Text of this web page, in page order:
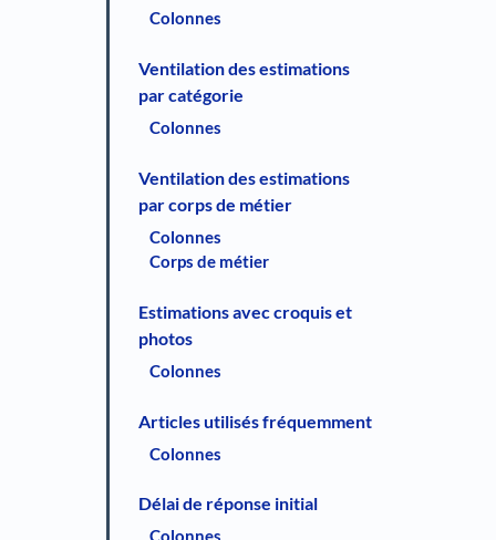
Colonnes
Ventilation des estimations
par catégorie
Colonnes
Ventilation des estimations
par corps de métier
Colonnes
Corps de métier
Estimations avec croquis et
photos
Colonnes
Articles utilisés fréquemment
Colonnes
Délai de réponse initial